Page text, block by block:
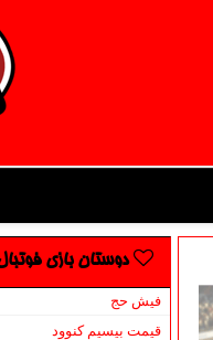
دوستان بازی
فیش حج
قیمت بیسیم کنوود